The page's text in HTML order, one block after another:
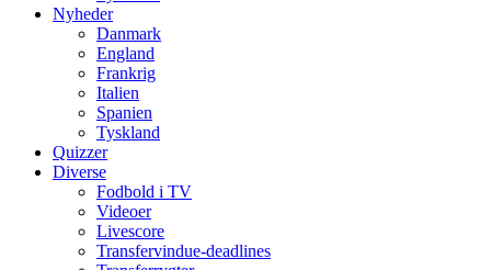
Nyheder
Danmark
England
Frankrig
Italien
Spanien
Tyskland
Quizzer
Diverse
Fodbold i TV
Videoer
Livescore
Transfervindue-deadlines